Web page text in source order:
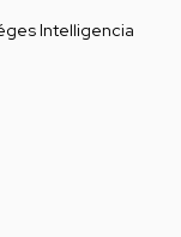
Intelligencia